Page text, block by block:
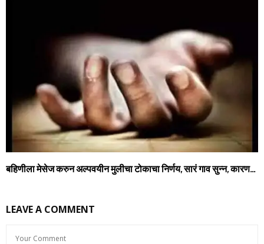
बहिणीला मेसेज करुन अल्पवयीन मुलीचा टोकाचा निर्णय, सारं गाव सुन्न, कारण…
LEAVE A COMMENT